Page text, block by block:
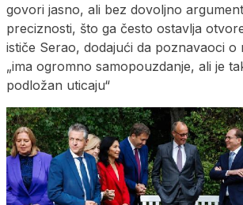
govori jasno, ali bez dovoljno
preciznosti, što ga često ostavlja
ističe Serao, dodajući da poznavaoci o
„ima ogromno samopouzdanje, ali je
podložan uticaju“